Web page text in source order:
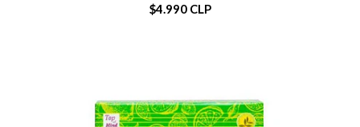
$4.990 CLP